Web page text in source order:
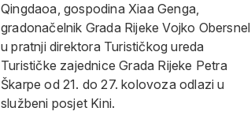
Qingdaoa, gospodina Xiaa Genga,
gradonačelnik Grada Rijeke Vojko Obersnel
u pratnji direktora Turističkog ureda
Turističke zajednice Grada Rijeke Petra
Škarpe od 21. do 27. kolovoza odlazi u
službeni posjet Kini.